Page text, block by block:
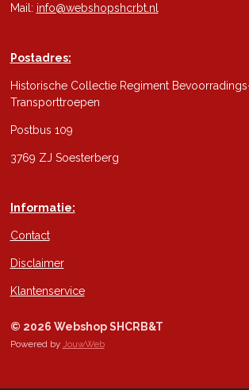
Mail: info@webshopshcrbt.nl
Postadres:
Historische Collectie Regiment
Transporttroepen
Postbus 109
3769 ZJ Soesterberg
Informatie:
Contact
Disclaimer
Klantenservice
© 2026 Webshop SHCRB&T
Powered by JouwWeb